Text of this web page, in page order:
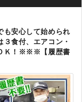
も安心して始められ
食付、エアコン・
ＯＫ！※※※【履歴書